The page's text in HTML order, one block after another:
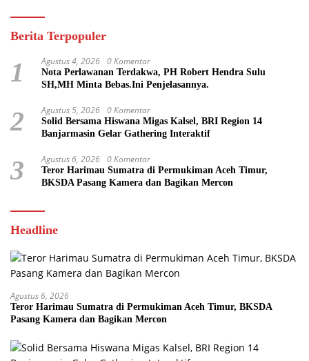
Berita Terpopuler
1 Agustus 4, 2026 0 Komentar
Nota Perlawanan Terdakwa, PH Robert Hendra Sulu
SH,MH Minta Bebas.Ini Penjelasannya.
2 Agustus 5, 2026 0 Komentar
Solid Bersama Hiswana Migas Kalsel, BRI Region 14
Banjarmasin Gelar Gathering Interaktif
3 Agustus 6, 2026 0 Komentar
Teror Harimau Sumatra di Permukiman Aceh Timur,
BKSDA Pasang Kamera dan Bagikan Mercon
Headline
Agustus 6, 2026
Teror Harimau Sumatra di Permukiman Aceh Timur, BKSDA
Pasang Kamera dan Bagikan Mercon